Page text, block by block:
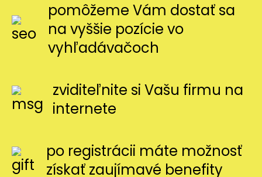
pomôžeme Vám dostať sa
na vyššie pozície vo
vyhľadávačoch
zviditeľnite si Vašu firmu na
internete
po registrácii máte možnosť
získať zaujímavé benefity